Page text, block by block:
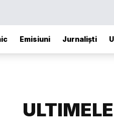
Emisiuni Jurnaliști
ULTIMELE